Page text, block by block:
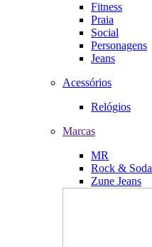
Fitness
Praia
Social
Personagens
Jeans
Acessórios
Relógios
Marcas
MR
Rock & Soda
Zune Jeans